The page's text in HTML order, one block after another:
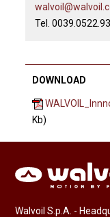
Tel.
DOWNLOAD
Kb)
Walvoil S.p.A. -